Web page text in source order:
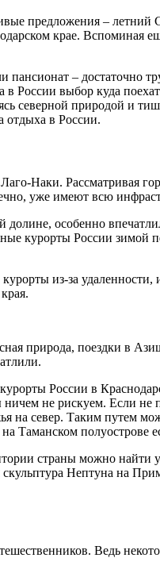
предложения –
крае. Вспоминая
– достаточно
выбор куда
северной природой и
отдыха в России.
Наки. Рассматривая
уже имеют всю
особенно
курорты России зимой
из-за
природа, поездки в
России в
не рискуем. Если не
на север. Таким путем
Таманском
страны можно
Нептуна на
Ведь